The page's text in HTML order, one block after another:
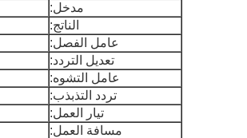
مدخل:
الناتج:
عامل الفصل:
تعديل التردد:
عامل التشوه:
تردد التذبذب:
تيار العمل:
مسافة العمل: